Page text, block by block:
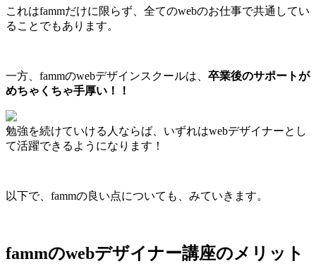
これはfammだけに限らず、全てのwebのお仕事で共通してい
ることでもあります。
一方、fammのwebデザインスクールは、 卒業後のサポートが
めちゃくちゃ手厚い！！
勉強を続けていける人ならば、いずれはwebデザイナーとし
て活躍できるようになります！
以下で、fammの良い点についても、みていきます。
fammのwebデザイナー講座のメリット